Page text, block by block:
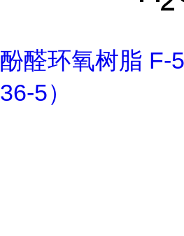
酚醛环氧树脂 F-
36-5）